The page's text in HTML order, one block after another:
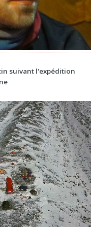
suivant l'expédition